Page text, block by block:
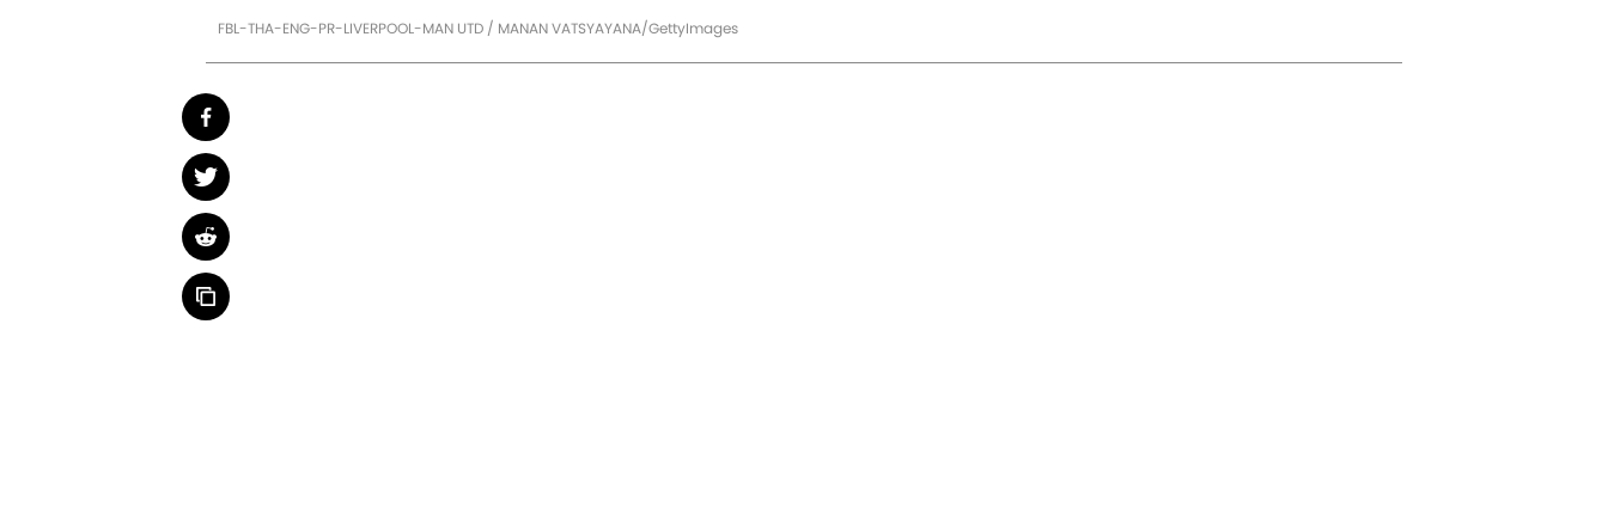
FBL-THA-ENG-PR-LIVERPOOL-MAN UTD / MANAN VATSYAYANA/GettyImages